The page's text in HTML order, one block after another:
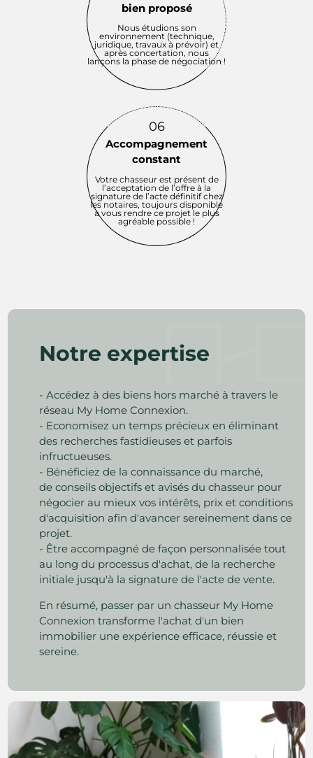
bien proposé
Nous étudions son
environnement (technique,
juridique, travaux à prévoir) et
après concertation, nous
lançons la phase de négociation !
06
Accompagnement
constant
Votre chasseur est présent de
l’acceptation de l’offre à la
signature de l’acte définitif chez
les notaires, toujours disponible
à vous rendre ce projet le plus
agréable possible !
Notre expertise
- Accédez à des biens hors marché à travers le
réseau My Home Connexion.
- Economisez un temps précieux en éliminant
des recherches fastidieuses et parfois
infructueuses.
- Bénéficiez de la connaissance du marché,
de conseils objectifs et avisés du chasseur pour
négocier au mieux vos intérêts, prix et conditions
d'acquisition afin d'avancer sereinement dans ce
projet.
- Être accompagné de façon personnalisée tout
au long du processus d'achat, de la recherche
initiale jusqu'à la signature de l'acte de vente.
En résumé, passer par un chasseur My Home
Connexion transforme l'achat d'un bien
immobilier une expérience efficace, réussie et
sereine.